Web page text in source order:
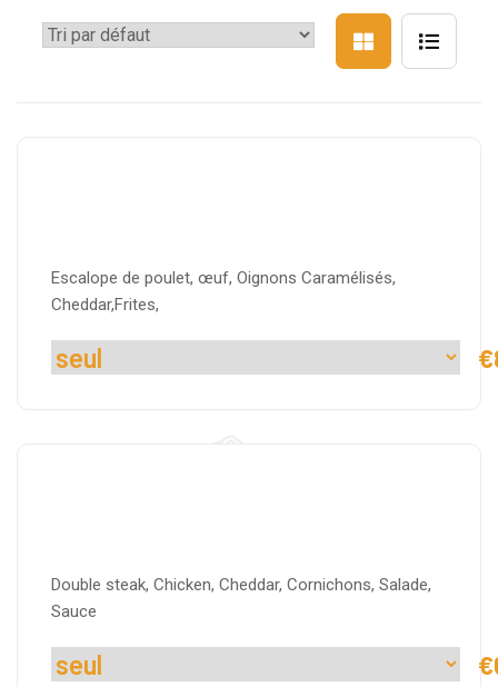
Escalope de poulet, œuf, Oignons Caramélisés,
Cheddar,Frites,
€
Double steak, Chicken, Cheddar, Cornichons, Salade,
Sauce
€